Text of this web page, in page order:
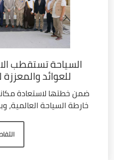
السياحة تستقطب
للعوائد
ضمن خطتها لاستعادة
خارطة السياحة العالمية،